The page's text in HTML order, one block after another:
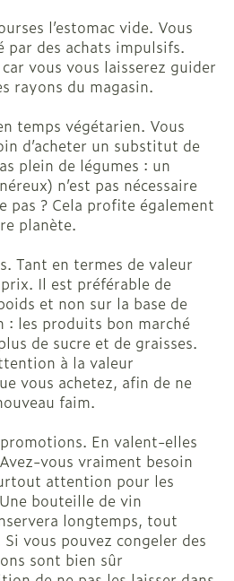
l’estomac vide. Vous
par des achats impulsifs.
vous vous laisserez guider
rayons du magasin.
temps végétarien. Vous
d’acheter un substitut de
plein de légumes : un
n’est pas nécessaire
pas ? Cela profite également
planète.
Tant en termes de valeur
Il est préférable de
et non sur la base de
: les produits bon marché
de sucre et de graisses.
à la valeur
vous achetez, afin de ne
faim.
En valent-elles
vous vraiment besoin
attention pour les
bouteille de vin
longtemps, tout
vous pouvez congeler des
sont bien sûr